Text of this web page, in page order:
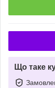
Що таке